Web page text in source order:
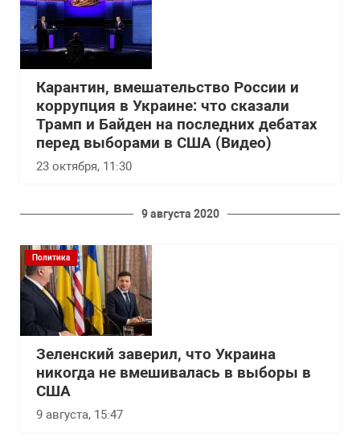
Карантин, вмешательство России и
коррупция в Украине: что сказали
Трамп и Байден на последних дебатах
перед выборами в США (Видео)
23 октября, 11:30
9 августа 2020
Политика
Зеленский заверил, что Украина
никогда не вмешивалась в выборы в
США
9 августа, 15:47